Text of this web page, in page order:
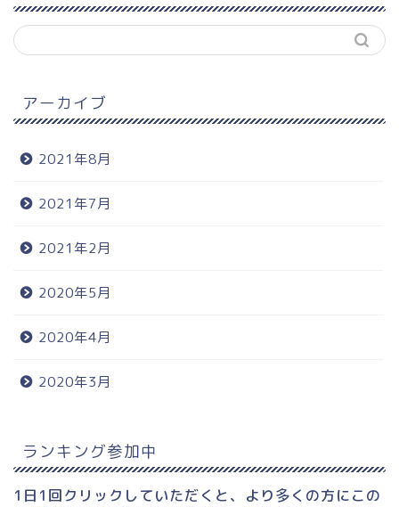
アーカイブ
2021年8月
2021年7月
2021年2月
2020年5月
2020年4月
2020年3月
ランキング参加中
1日1回クリックしていただくと、より多くの方にこの